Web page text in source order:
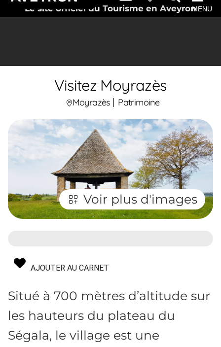
Le site officiel du Tourisme en AveyronMENU
Visitez Moyrazès
Moyrazès Patrimoine
Voir plus d'images
AJOUTER AU CARNET
Situé à 700 mètres d’altitude sur
les hauteurs du plateau du
Ségala, le village est une